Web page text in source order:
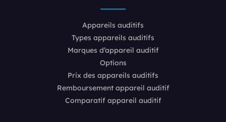
Appareils auditifs
Types appareils auditifs
Marques d’appareil auditif
Options
Prix des appareils auditifs
Remboursement appareil auditif
Comparatif appareil auditif